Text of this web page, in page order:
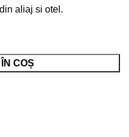
aliaj si otel.
COȘ